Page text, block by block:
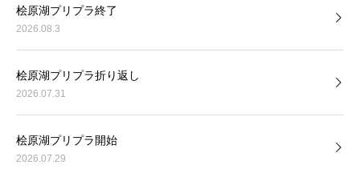
桧原湖プリプラ終了
2026.08.3
桧原湖プリプラ折り返し
2026.07.31
桧原湖プリプラ開始
2026.07.29